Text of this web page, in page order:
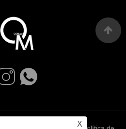
X